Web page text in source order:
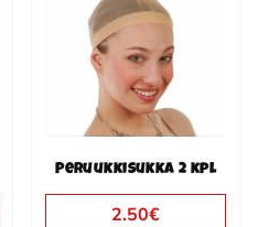
Peruukkisukka 2 kpl
2.50€